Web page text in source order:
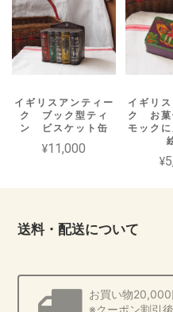
イギリスアンティー
ク ブック型ティ
ン ビスケット缶
¥11,000
イギリ
ク お
モック
送料・配送について
お買い物
※クーポン割引